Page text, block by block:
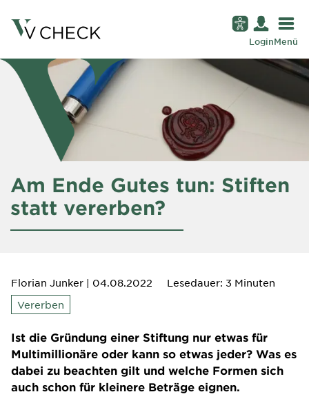
LoginMenü
Am Ende Gutes tun: Stiften
statt vererben?
Florian Junker | 04.08.2022
Lesedauer: 3 Minuten
Vererben
Ist die Gründung einer Stiftung nur etwas für
Multimillionäre oder kann so etwas jeder? Was es
dabei zu beachten gilt und welche Formen sich
auch schon für kleinere Beträge eignen.